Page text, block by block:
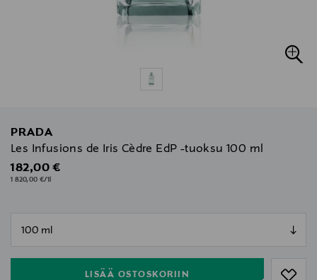
PRADA
Les Infusions de Iris Cèdre EdP -tuoksu 100 ml
Original Price
182,00 €
1 820,00 €/1l
LISÄÄ OSTOSKORIIN
null